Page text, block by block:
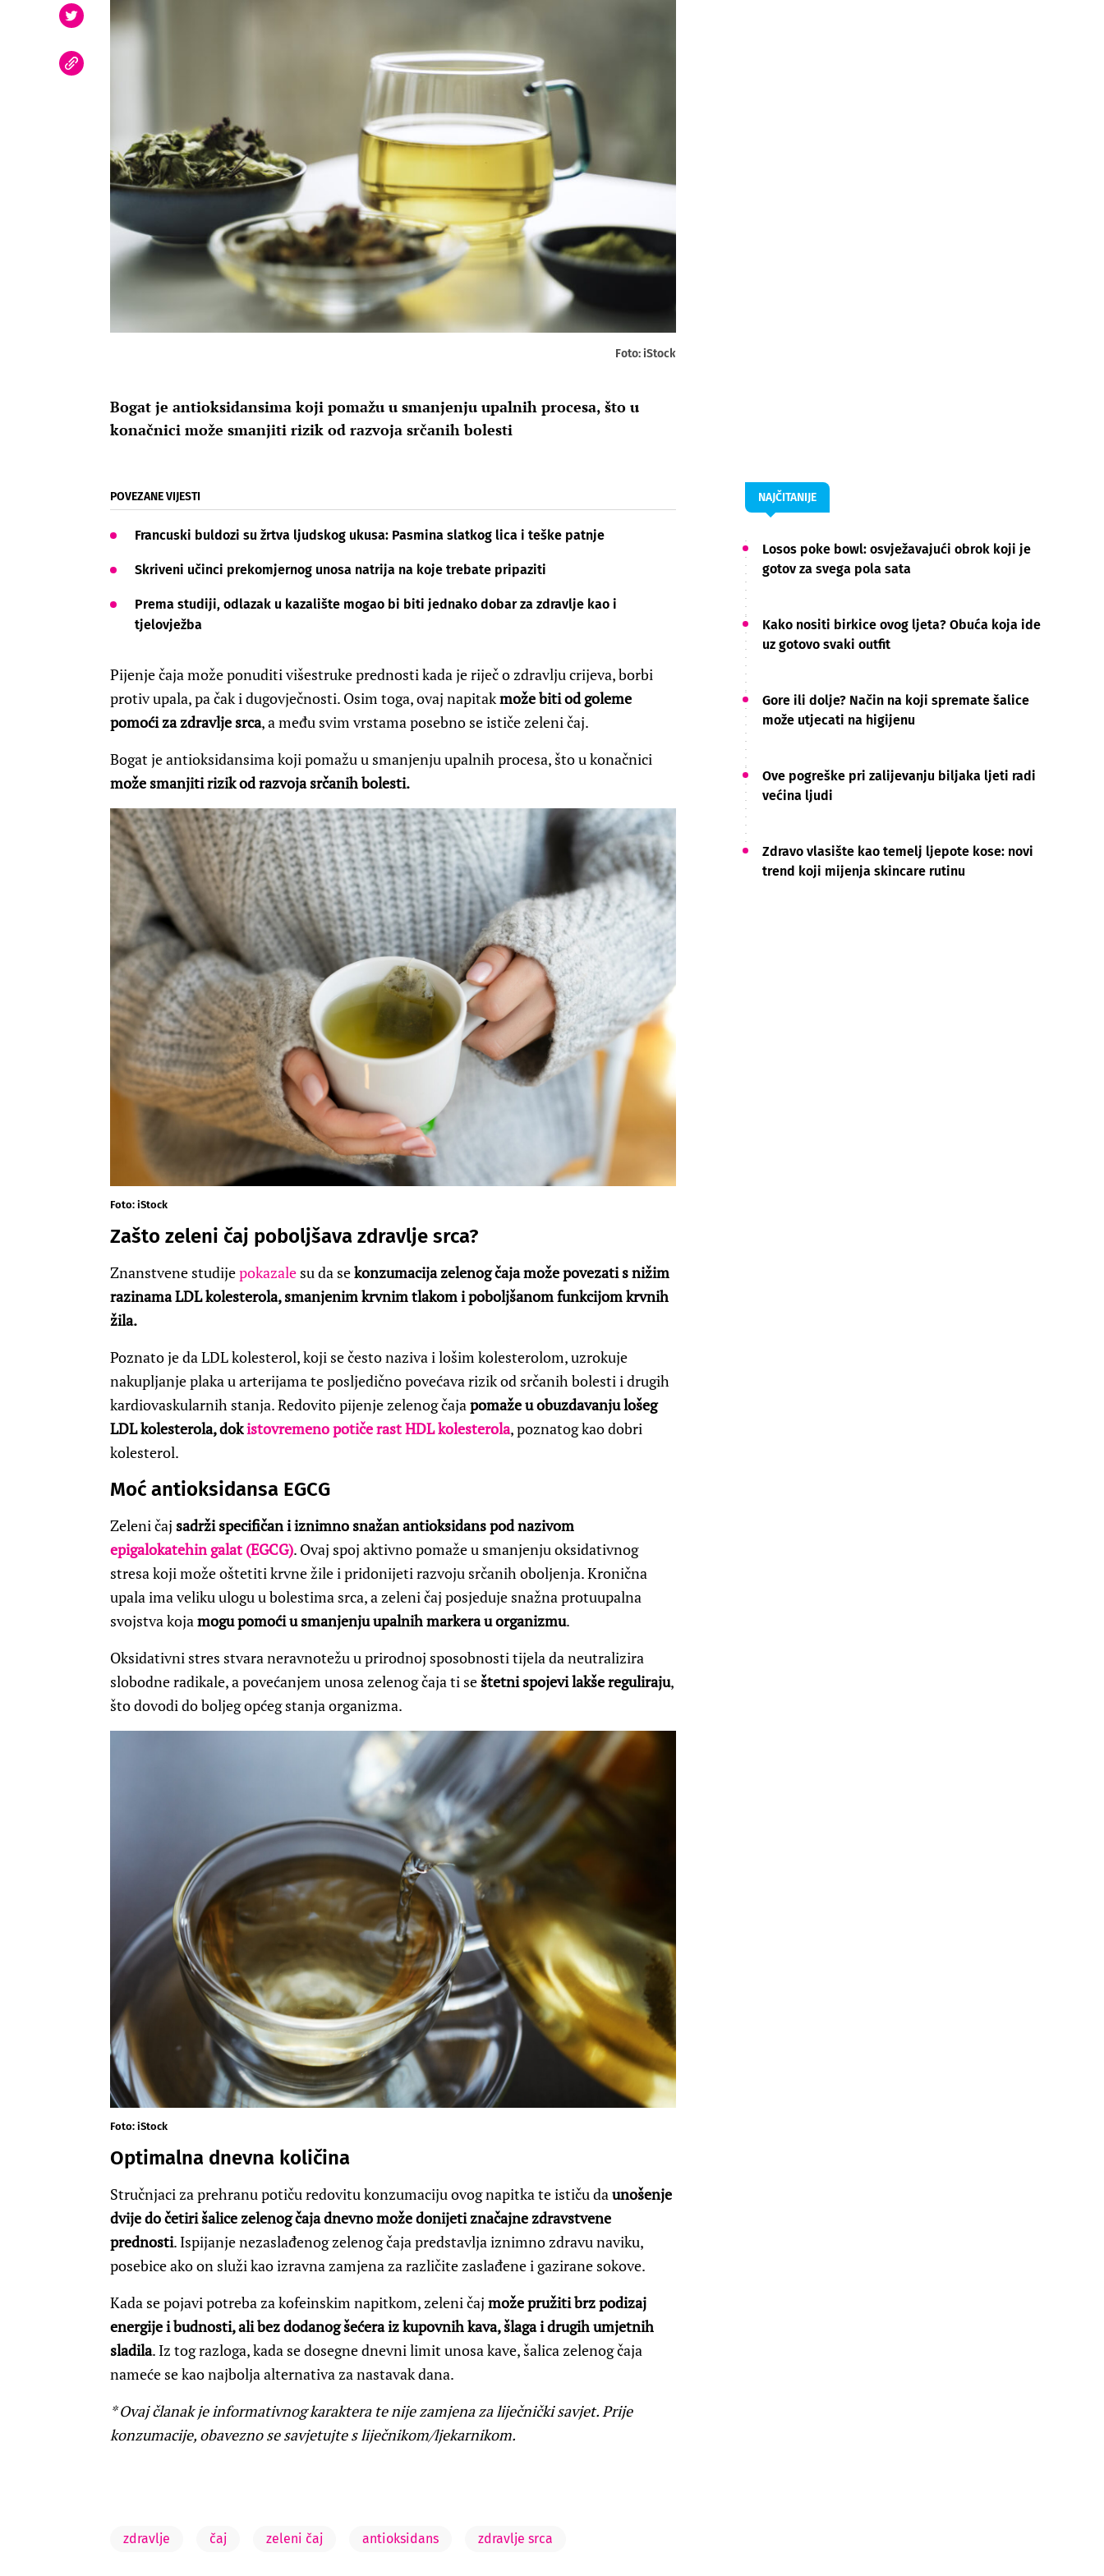
Foto: iStock
Bogat je antioksidansima koji pomažu u smanjenju upalnih procesa, što u
konačnici može smanjiti rizik od razvoja srčanih bolesti
POVEZANE VIJESTI
Francuski buldozi su žrtva ljudskog ukusa: Pasmina slatkog lica i teške patnje
Skriveni učinci prekomjernog unosa natrija na koje trebate pripaziti
Prema studiji, odlazak u kazalište mogao bi biti jednako dobar za zdravlje kao i
tjelovježba
Pijenje čaja može ponuditi višestruke prednosti kada je riječ o zdravlju crijeva, borbi
protiv upala, pa čak i dugovječnosti. Osim toga, ovaj napitakmože biti od goleme
pomoći za zdravlje srca, a među svim vrstama posebno se ističe zeleni čaj.
Bogat je antioksidansima koji pomažu u smanjenju upalnih procesa, što u konačnici
može smanjiti rizik od razvoja srčanih bolesti.
Foto: iStock
Zašto zeleni čaj poboljšava zdravlje srca?
Znanstvene studijepokazale su da sekonzumacija zelenog čaja može povezati s nižim
razinama LDL kolesterola, smanjenim krvnim tlakom i poboljšanom funkcijom krvnih
žila.
Poznato je da LDL kolesterol, koji se često naziva i lošim kolesterolom, uzrokuje
nakupljanje plaka u arterijama te posljedično povećava rizik od srčanih bolesti i drugih
kardiovaskularnih stanja. Redovito pijenje zelenog čaja pomaže u obuzdavanju lošeg
LDL kolesterola, dokistovremeno potiče rast HDL kolesterola, poznatog kao dobri
kolesterol.
Moć antioksidansa EGCG
Zeleni čaj sadrži specifičan i iznimno snažan antioksidans pod nazivom
epigalokatehin galat (EGCG). Ovaj spoj aktivno pomaže u smanjenju oksidativnog
stresa koji može oštetiti krvne žile i pridonijeti razvoju srčanih oboljenja. Kronična
upala ima veliku ulogu u bolestima srca, a zeleni čaj posjeduje snažna protuupalna
svojstva koja mogu pomoći u smanjenju upalnih markera u organizmu.
Oksidativni stres stvara neravnotežu u prirodnoj sposobnosti tijela da neutralizira
slobodne radikale, a povećanjem unosa zelenog čaja ti seštetni spojevi lakše reguliraju,
što dovodi do boljeg općeg stanja organizma.
Foto: iStock
Optimalna dnevna količina
Stručnjaci za prehranu potiču redovitu konzumaciju ovog napitka te ističu daunošenje
dvije do četiri šalice zelenog čaja dnevno može donijeti značajne zdravstvene
prednosti. Ispijanje nezaslađenog zelenog čaja predstavlja iznimno zdravu naviku,
posebice ako on služi kao izravna zamjena za različite zaslađene i gazirane sokove.
Kada se pojavi potreba za kofeinskim napitkom, zeleni čaj može pružiti brz podizaj
energije i budnosti, ali bez dodanog šećera iz kupovnih kava, šlaga i drugih umjetnih
sladila. Iz tog razloga, kada se dosegne dnevni limit unosa kave, šalica zelenog čaja
nameće se kao najbolja alternativa za nastavak dana.
* Ovaj članak je informativnog karaktera te nije zamjena za liječnički savjet. Prije
konzumacije, obavezno se savjetujte s liječnikom/ljekarnikom.
zdravlje čaj zeleni čaj antioksidans zdravlje srca
NAJČITANIJE
Losos poke bowl: osvježavajući obrok koji je
gotov za svega pola sata
Kako nositi birkice ovog ljeta? Obuća koja ide
uz gotovo svaki outfit
Gore ili dolje? Način na koji spremate šalice
može utjecati na higijenu
Ove pogreške pri zalijevanju biljaka ljeti radi
većina ljudi
Zdravo vlasište kao temelj ljepote kose: novi
trend koji mijenja skincare rutinu